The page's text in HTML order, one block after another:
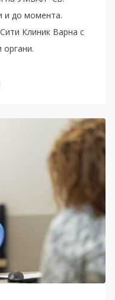
и до момента.
Клиник Варна с